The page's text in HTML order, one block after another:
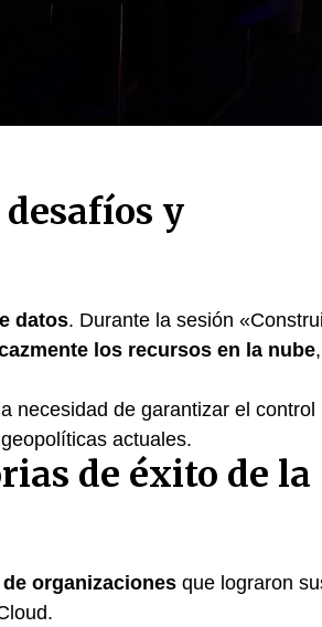
y
datos. Durante la sesión
los recursos en la nube,
necesidad de garantizar el control
actuales.
de éxito de la
organizaciones que lograron